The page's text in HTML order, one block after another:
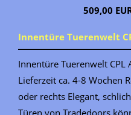
509,00
Innentüre Tuerenwelt
Innentüre Tuerenwelt CPL
Lieferzeit ca. 4-8 Wochen
oder rechts Elegant,
Türen von Tradedoors